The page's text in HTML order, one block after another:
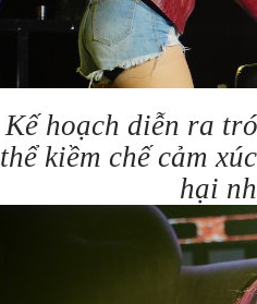
Kế hoạch diễn ra
thể kiềm chế cảm
hại